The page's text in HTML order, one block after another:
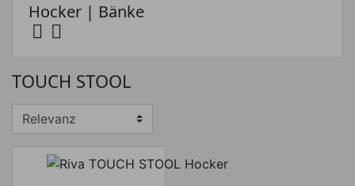
Preis von Preis bis
Hocker | Bänke
 
TOUCH STOOL